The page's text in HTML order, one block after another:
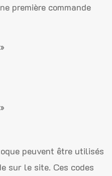
première commande
peuvent être utilisés
sur le site. Ces codes